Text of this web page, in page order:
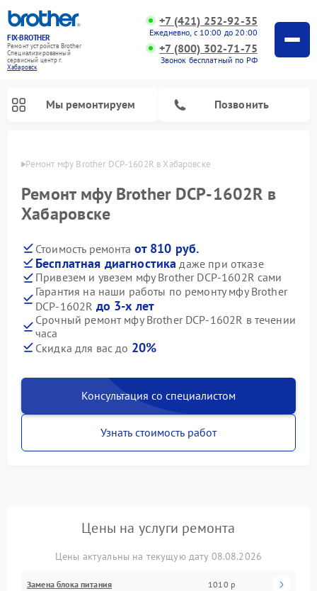
FIX-BROTHER
Ремонт устройств Brother
Специализированный
cервисный центр г.
Хабаровск
+7 (421) 252-92-35
Ежедневно, с 10:00 до 20:00
+7 (800) 302-71-75
Звонок бесплатный по РФ
Мы ремонтируем Позвонить
Ремонт мфу Brother DCP-1602R в Хабаровске
Ремонт мфу Brother DCP-1602R в
Хабаровске
Стоимость ремонта от 810 руб.
Бесплатная диагностика даже при отказе
Привезем и увезем мфу Brother DCP-1602R сами
Гарантия на наши работы по ремонту мфу Brother
DCP-1602R до 3-х лет
Срочный ремонт мфу Brother DCP-1602R в течении
часа
Скидка для вас до 20%
Консультация со специалистом
Узнать стоимость работ
Цены на услуги ремонта
Цены актуальны на текущую дату 08.08.2026
Замена блока питания 1010 р